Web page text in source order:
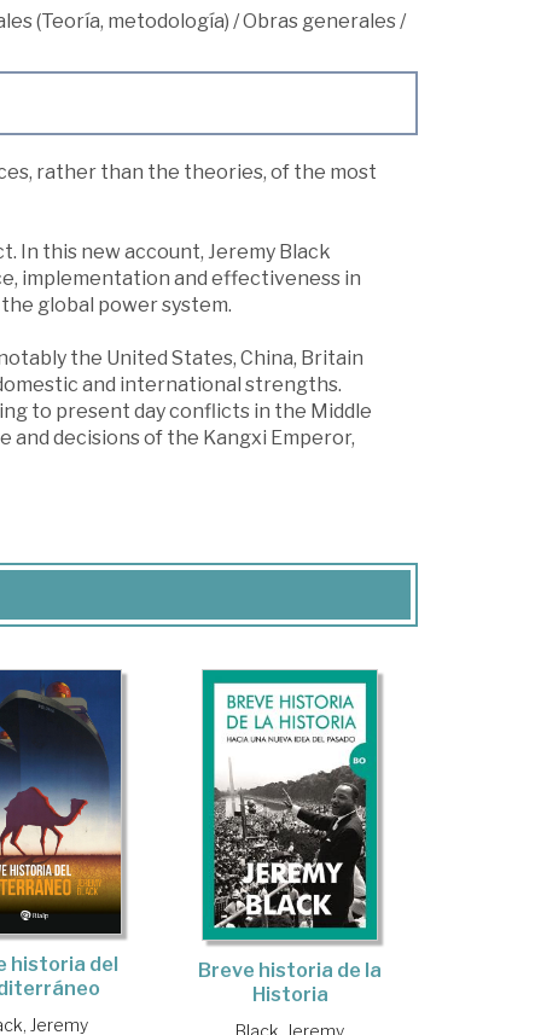
(Teoría, metodología) /Obras generales/
rather than the theories, of the most
In this new account, Jeremy Black
implementation and effectiveness in
global power system.
the United States, China, Britain
and international strengths.
to present day conflicts in the Middle
decisions of the Kangxi Emperor,
historia del
Jeremy
Breve historia de la
Historia